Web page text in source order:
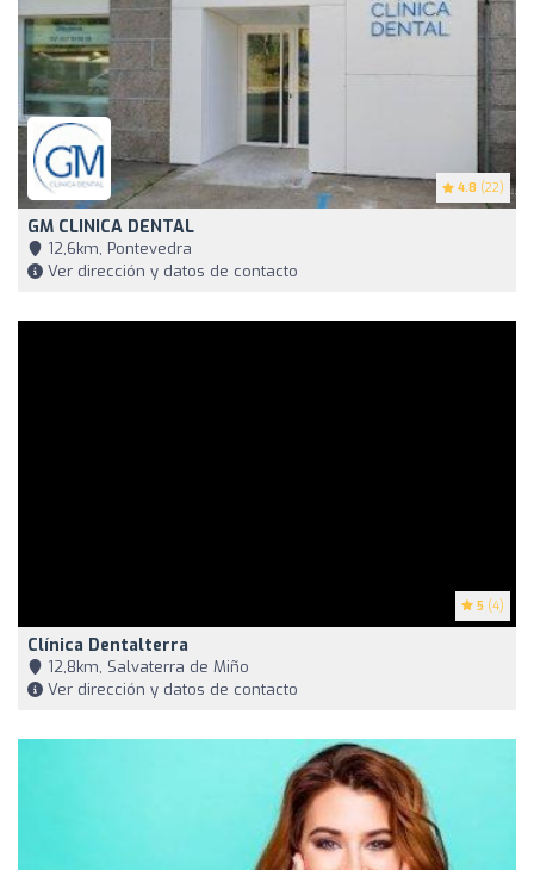
4.8 (22)
GM CLINICA DENTAL
12,6km, Pontevedra
Ver dirección y datos de contacto
5 (4)
Clínica Dentalterra
12,8km, Salvaterra de Miño
Ver dirección y datos de contacto